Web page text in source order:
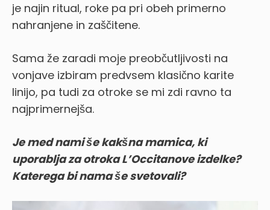
je najin ritual, roke pa pri obeh primerno
nahranjene in zaščitene.
Sama že zaradi moje preobčutljivosti na
vonjave izbiram predvsem klasično karite
linijo, pa tudi za otroke se mi zdi ravno ta
najprimernejša.
Je med nami še kakšna mamica, ki
uporablja za otroka L’Occitanove izdelke?
Katerega bi nama še svetovali?